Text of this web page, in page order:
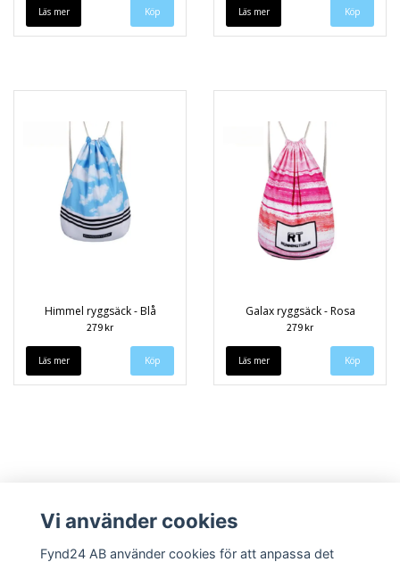
Läs mer Läs mer
Himmel ryggsäck - Blå
279 kr
Läs mer
Galax ryggsäck - Rosa
279 kr
Läs mer
Vi använder cookies
Fynd24 AB använder cookies för att anpassa det